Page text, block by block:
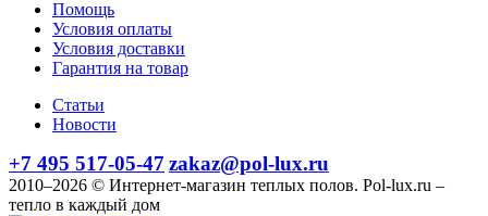
Помощь
Условия оплаты
Условия доставки
Гарантия на товар
Статьи
Новости
+7 495 517-05-47 zakaz@pol-lux.ru
2010–2026 © Интернет-магазин теплых полов. Pol-lux.ru –
тепло в каждый дом